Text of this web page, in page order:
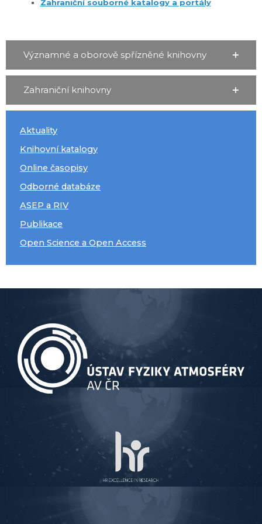
Aktuality
Knihovní katalogy
Online časopisy
Odborné databáze
ASEP a RIV
Publikace
Open Science a Open Access
Zahraniční souborné katalogy a portály
Významné a oborově spřízněné knihovny
Zahraniční knihovny